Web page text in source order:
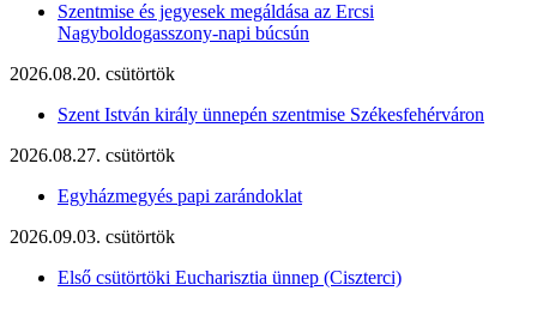
Szentmise és jegyesek megáldása az Ercsi
Nagyboldogasszony-napi búcsún
2026.08.20. csütörtök
Szent István király ünnepén szentmise Székesfehérváron
2026.08.27. csütörtök
Egyházmegyés papi zarándoklat
2026.09.03. csütörtök
Első csütörtöki Eucharisztia ünnep (Ciszterci)